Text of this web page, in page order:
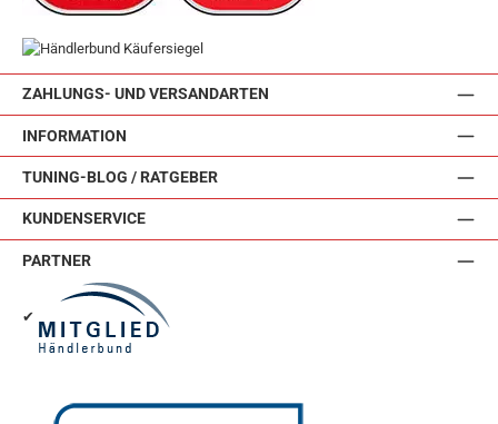
ZAHLUNGS- UND VERSANDARTEN
INFORMATION
TUNING-BLOG / RATGEBER
KUNDENSERVICE
PARTNER
✔